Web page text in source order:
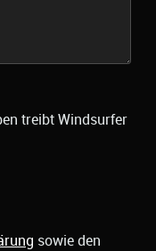
treibt Windsurfer
sowie den